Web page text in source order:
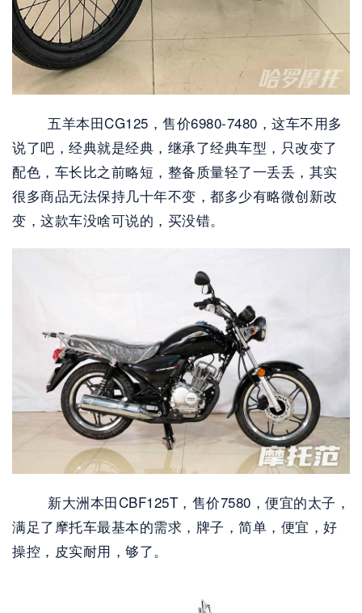
五羊本田CG125，售价6980-7480，这车不用多
说了吧，经典就是经典，继承了经典车型，只改变了
配色，车长比之前略短，整备质量轻了一丢丢，其实
很多商品无法保持几十年不变，都多少有略微创新改
变，这款车没啥可说的，买没错。
新大洲本田CBF125T，售价7580，便宜的太子，
满足了摩托车最基本的需求，牌子，简单，便宜，好
操控，皮实耐用，够了。